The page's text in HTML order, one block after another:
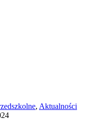
, Aktualności